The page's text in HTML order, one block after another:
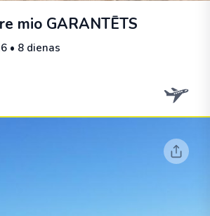
mio GARANTĒTS
• 8 dienas